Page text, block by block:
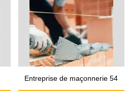
Entreprise de maçonnerie 54